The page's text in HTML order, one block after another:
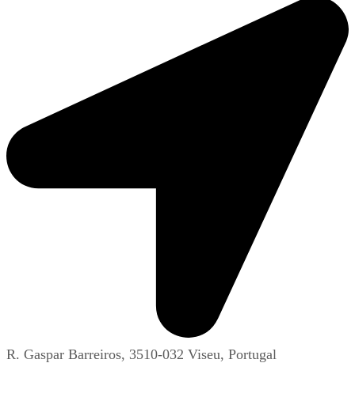
R. Gaspar Barreiros, 3510-032 Viseu, Portugal